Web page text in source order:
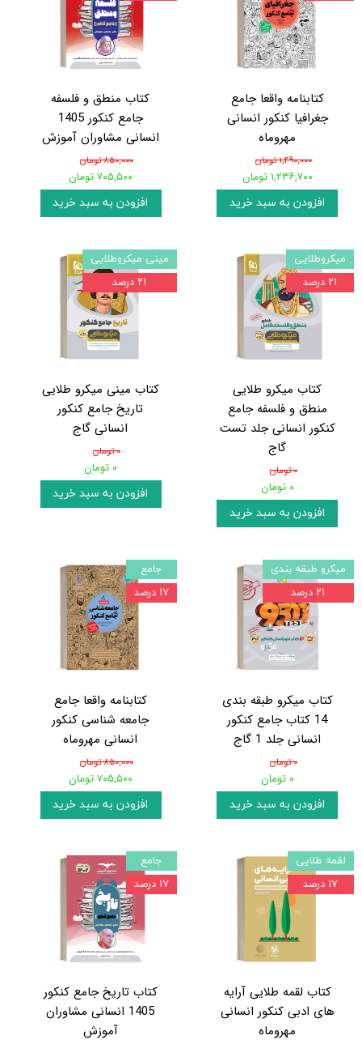
کتابنامه واقعا جامع
جغرافیا کنکور انسانی
مهروماه
۱,۴۹۰,۰۰۰ تومان
۱,۲۳۶,۷۰۰ تومان
افزودن به سبد خرید
کتاب منطق و فلسفه
جامع کنکور 1405
انسانی مشاوران آموزش
۸۵۰,۰۰۰ تومان
۷۰۵,۵۰۰ تومان
افزودن به سبد خرید
کتاب میکرو طلایی
منطق و فلسفه جامع
کنکور انسانی جلد تست
گاج
۰ تومان
۰ تومان
افزودن به سبد خرید
میکروطلایی
۲۱ درصد
کتاب مینی میکرو طلایی
تاریخ جامع کنکور
انسانی گاج
۰ تومان
۰ تومان
افزودن به سبد خرید
مینی میکروطلایی
۲۱ درصد
کتاب میکرو طبقه بندی
14 کتاب جامع کنکور
انسانی جلد 1 گاج
۰ تومان
۰ تومان
افزودن به سبد خرید
میکرو طبقه بندی
۲۱ درصد
کتابنامه واقعا جامع
جامعه شناسی کنکور
انسانی مهروماه
۸۵۰,۰۰۰ تومان
۷۰۵,۵۰۰ تومان
افزودن به سبد خرید
جامع
۱۷ درصد
کتاب لقمه طلایی آرایه
های ادبی کنکور انسانی
مهروماه
لقمه طلایی
۱۷ درصد
کتاب تاریخ جامع کنکور
1405 انسانی مشاوران
آموزش
جامع
۱۷ درصد